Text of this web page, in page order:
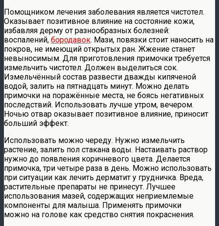
Помощником лечения заболевания является чистотел.
Оказывает позитивное влияние на состояние кожи,
избавляя дерму от разнообразных болезней:
воспалений, бородавок. Мази, повязки стоит наносить на
покров, не имеющий открытых ран. Жжение станет
невыносимым. Для приготовления примочки требуется
измельчить чистотел. Должен выделиться сок.
Измельчённый состав развести дважды кипяченой
водой, залить на пятнадцать минут. Можно делать
примочки на поражённые места, не боясь негативных
последствий. Использовать лучше утром, вечером.
Ночью отвар оказывает позитивное влияние, приносит
больший эффект.
Использовать можно череду. Нужно измельчить
растение, залить пол стакана воды. Настаивать раствор
нужно до появления коричневого цвета. Делается
примочка, три четыре раза в день. Можно использовать
при ситуации как лечить дерматит у грудничка. Вреда,
растительные препараты не принесут. Лучшее
использования мазей, содержащих неприемлемые
компоненты для малыша. Применять примочки
можно на голове как средство снятия покраснения.